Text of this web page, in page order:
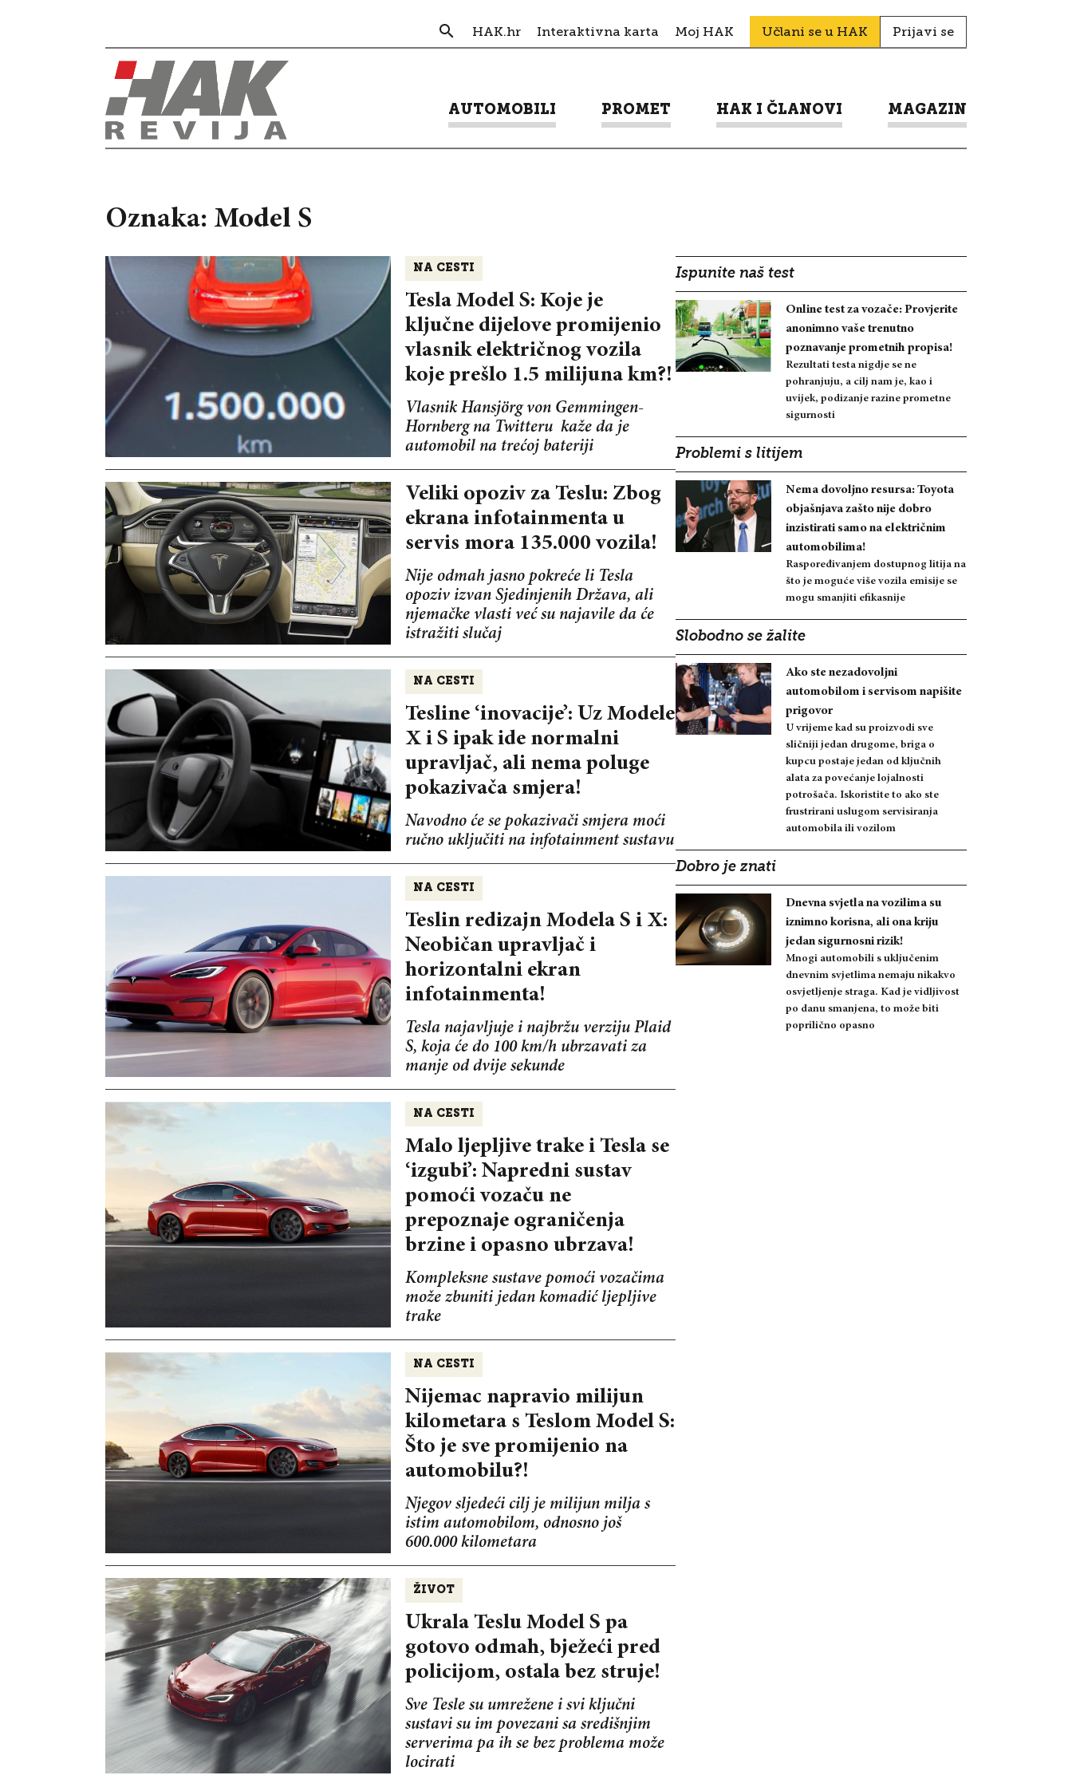
HAK.hr Interaktivna karta Moj HAK Učlani se u HAK Prijavi se
AUTOMOBILI PROMET HAK I ČLANOVI MAGAZIN
Oznaka: Model S
NA CESTI
Tesla Model S: Koje je
ključne dijelove promijenio
vlasnik električnog vozila
koje prešlo 1.5 milijuna km?!
Vlasnik Hansjörg von Gemmingen-
Hornberg na Twitteru kaže da je
automobil na trećoj bateriji
Veliki opoziv za Teslu: Zbog
ekrana infotainmenta u
servis mora 135.000 vozila!
Nije odmah jasno pokreće li Tesla
opoziv izvan Sjedinjenih Država, ali
njemačke vlasti već su najavile da će
istražiti slučaj
NA CESTI
Tesline ‘inovacije’: Uz Modele
X i S ipak ide normalni
upravljač, ali nema poluge
pokazivača smjera!
Navodno će se pokazivači smjera moći
ručno uključiti na infotainment sustavu
NA CESTI
Teslin redizajn Modela S i X:
Neobičan upravljač i
horizontalni ekran
infotainmenta!
Tesla najavljuje i najbržu verziju Plaid
S, koja će do 100 km/h ubrzavati za
manje od dvije sekunde
NA CESTI
Malo ljepljive trake i Tesla se
‘izgubi’: Napredni sustav
pomoći vozaču ne
prepoznaje ograničenja
brzine i opasno ubrzava!
Kompleksne sustave pomoći vozačima
može zbuniti jedan komadić ljepljive
trake
NA CESTI
Nijemac napravio milijun
kilometara s Teslom Model S:
Što je sve promijenio na
automobilu?!
Njegov sljedeći cilj je milijun milja s
istim automobilom, odnosno još
600.000 kilometara
ŽIVOT
Ukrala Teslu Model S pa
gotovo odmah, bježeći pred
policijom, ostala bez struje!
Sve Tesle su umrežene i svi ključni
sustavi su im povezani sa središnjim
serverima pa ih se bez problema može
locirati
Ispunite naš test
Online test za vozače: Provjerite
anonimno vaše trenutno
poznavanje prometnih propisa!
Rezultati testa nigdje se ne
pohranjuju, a cilj nam je, kao i
uvijek, podizanje razine prometne
sigurnosti
Problemi s litijem
Nema dovoljno resursa: Toyota
objašnjava zašto nije dobro
inzistirati samo na električnim
automobilima!
Raspoređivanjem dostupnog litija na
što je moguće više vozila emisije se
mogu smanjiti efikasnije
Slobodno se žalite
Ako ste nezadovoljni
automobilom i servisom napišite
prigovor
U vrijeme kad su proizvodi sve
sličniji jedan drugome, briga o
kupcu postaje jedan od ključnih
alata za povećanje lojalnosti
potrošača. Iskoristite to ako ste
frustrirani uslugom servisiranja
automobila ili vozilom
Dobro je znati
Dnevna svjetla na vozilima su
iznimno korisna, ali ona kriju
jedan sigurnosni rizik!
Mnogi automobili s uključenim
dnevnim svjetlima nemaju nikakvo
osvjetljenje straga. Kad je vidljivost
po danu smanjena, to može biti
poprilično opasno